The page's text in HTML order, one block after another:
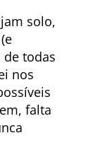
solo,
todas
nos
falta